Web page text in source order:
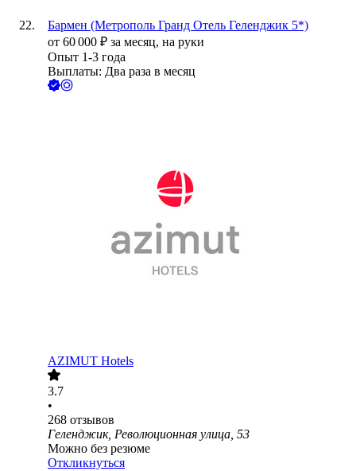
Бармен (Метрополь Гранд Отель Геленджик 5*)
от 60 000 ₽ за месяц, на руки
Опыт 1-3 года
Выплаты: Два раза в месяц
AZIMUT Hotels
3.7
•
268 отзывов
Геленджик, Революционная улица, 53
Можно без резюме
Откликнуться